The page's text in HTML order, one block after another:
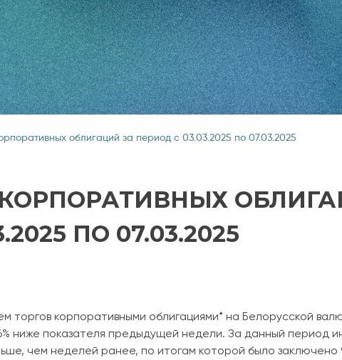
облигаций за период с 03.03.2025 по 07.03.2025
ПО 07.03.2025
торгов корпоративными облигациями* на Белорусской
ниже показателя предыдущей недели. За данный период
чем неделей ранее, по итогам которой было заключено